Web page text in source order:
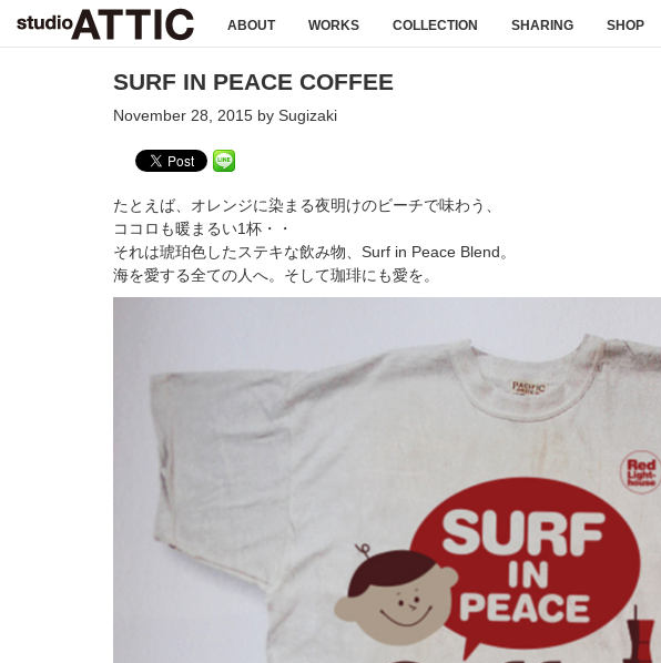
ABOUT WORKS COLLECTION SHARING SHOP
SURF IN PEACE COFFEE
November 28, 2015 by Sugizaki
たとえば、オレンジに染まる夜明けのビーチで味わう、
ココロも暖まるい1杯・・
それは琥珀色したステキな飲み物、Surf in Peace Blend。
海を愛する全ての人へ。そして珈琲にも愛を。